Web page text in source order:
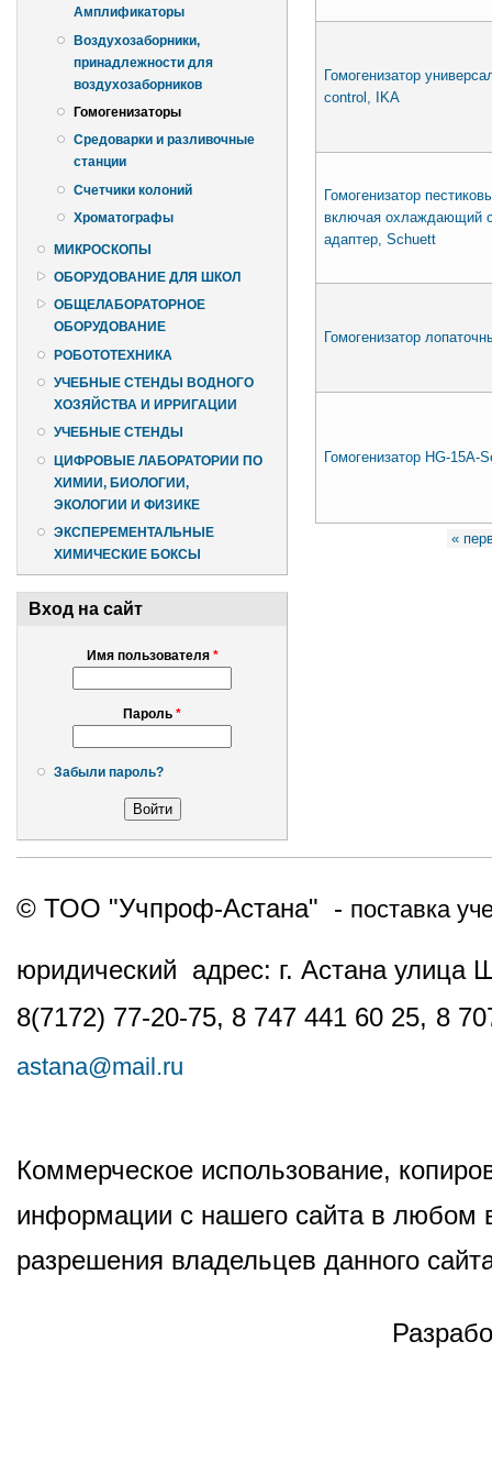
Амплификаторы
Воздухозаборники,
принадлежности для
воздухозаборников
Гомогенизаторы
Средоварки и разливочные
станции
Счетчики колоний
Хроматографы
МИКРОСКОПЫ
ОБОРУДОВАНИЕ ДЛЯ ШКОЛ
ОБЩЕЛАБОРАТОРНОЕ
ОБОРУДОВАНИЕ
РОБОТОТЕХНИКА
УЧЕБНЫЕ СТЕНДЫ ВОДНОГО
ХОЗЯЙСТВА И ИРРИГАЦИИ
УЧЕБНЫЕ СТЕНДЫ
ЦИФРОВЫЕ ЛАБОРАТОРИИ ПО
ХИМИИ, БИОЛОГИИ,
ЭКОЛОГИИ И ФИЗИКЕ
ЭКСПЕРЕМЕНТАЛЬНЫЕ
ХИМИЧЕСКИЕ БОКСЫ
Вход на сайт
Имя пользователя *
Пароль *
Забыли пароль?
Гомогенизатор
control, IKA
Гомогенизатор
включая охлаждающий
адаптер, Schuett
Гомогенизатор
Гомогенизатор HG-15А-
«
© ТОО "Учпроф-Астана" - поставка
юридический адрес: г. Астана
8(7172) 77-20-75, 8 747 441 60 25, 8
astana@mail.ru
Коммерческое использование,
информации с нашего сайта в любом
разрешения владельцев данного